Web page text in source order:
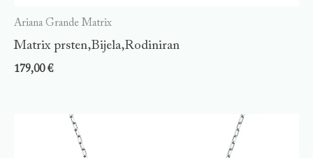
Ariana Grande Matrix
Matrix prsten,Bijela,Rodiniran
179,00€